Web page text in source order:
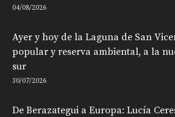
04/08/2026
Ayer y hoy de la Laguna de San
popular y reserva ambiental, a la
sur
30/07/2026
De Berazategui a Europa: Lucía